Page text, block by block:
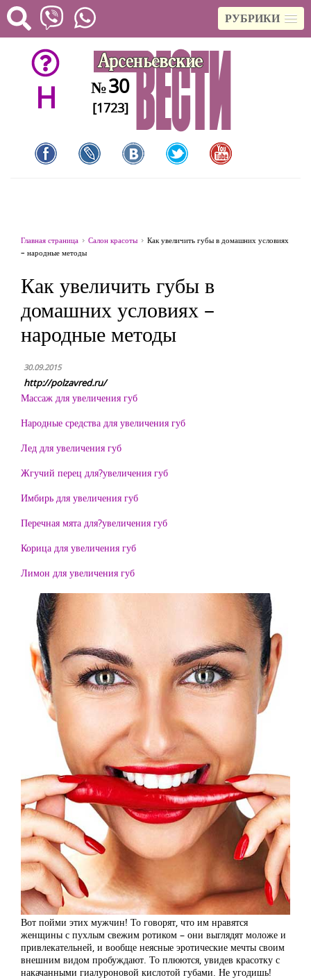
РУБРИКИ
H №30
[1723]
Главная страница Салон красоты
Как увеличить губы в домашних условиях
– народные методы
Как увеличить губы в
домашних условиях –
народные методы
30.09.2015
http://polzavred.ru/
Массаж для увеличения губ
Народные средства для увеличения губ
Лед для увеличения губ
Жгучий перец для?увеличения губ
Имбирь для увеличения губ
Перечная мята для?увеличения губ
Корица для увеличения губ
Лимон для увеличения губ
Вот пойми этих мужчин! То говорят, что им нравятся
женщины с пухлым свежим ротиком – они выглядят моложе и
привлекательней, и вообще неясные эротические мечты своим
внешним видом пробуждают. То плюются, увидев красотку с
накачанными гиалуроновой кислотой губами. Не угодишь!